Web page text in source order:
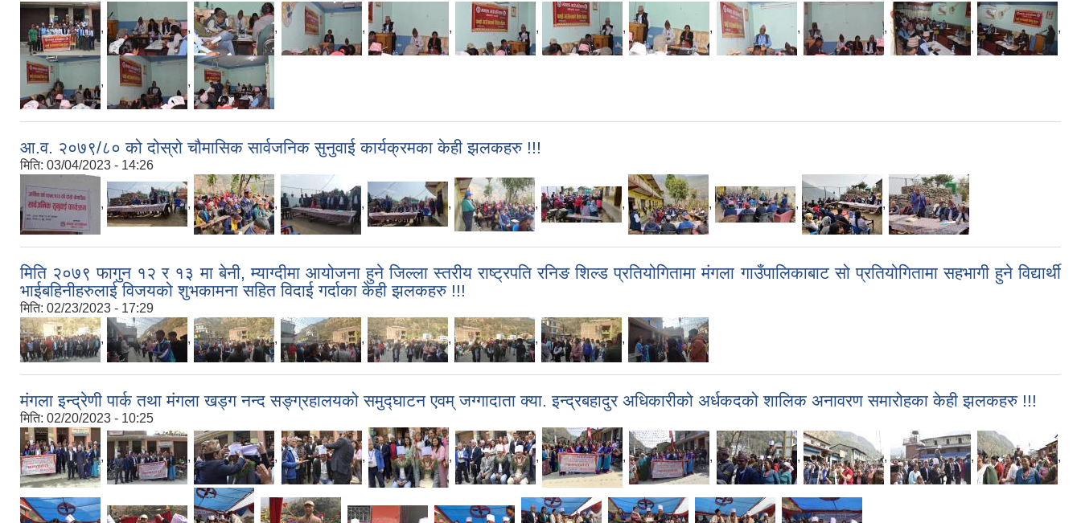
, , , , , , , , , , , ,
, ,
आ.व. २०७९/८० को दोस्रो चौमासिक सार्वजनिक सुनुवाई कार्यक्रमका केही झलकहरु !!!
मिति: 03/04/2023 - 14:26
, , , , , , , , , ,
मिति २०७९ फागुन १२ र १३ मा बेनी, म्याग्दीमा आयोजना हुने जिल्ला स्तरीय राष्ट्रपति रनिङ शिल्ड प्रतियोगितामा मंगला गाउँपालिकाबाट सो प्रतियोगितामा सहभागी हुने विद्यार्थी
भाईबहिनीहरुलाई विजयको शुभकामना सहित विदाई गर्दाका केही झलकहरु !!!
मिति: 02/23/2023 - 17:29
, , , , , , ,
मंगला इन्द्रेणी पार्क तथा मंगला खड्ग नन्द सङ्ग्रहालयको समुद्घाटन एवम् जग्गादाता क्या. इन्द्रबहादुर अधिकारीको अर्धकदको शालिक अनावरण समारोहका केही झलकहरु !!!
मिति: 02/20/2023 - 10:25
, , , , , , , , , , , ,